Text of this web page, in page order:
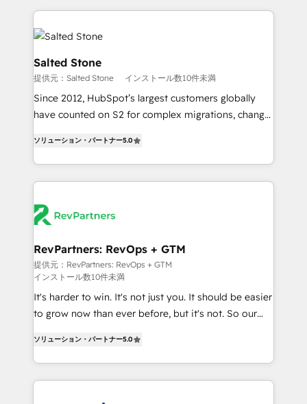
the Year 2024/25 INSIDEA helps growing companies
turn HubSpot into a revenue engine. We onboard
your team, migrate your data, and build AI-powered
workflows that drive adoption from week one, in
your time zone. What we do ➤ Onboarding: Live in
weeks, with workflows built around your business,
not a template. ➤ Migration: Move from any legacy
CRM. Zero downtime, full data integrity. ➤
Implementation: Configure HubSpot to run your
revenue process. Sales, marketing, and service wired
Ongoing Management: Monthly tune-ups, feature
rollouts, adoption coaching. Buying HubSpot,
built for the work.
Salted Stone
提供元：Salted Stone インストール数10件未満
Since 2012, HubSpot’s largest customers globally
have counted on S2 for complex migrations, change
solutions that deliver measurable impact and
transform brand experiences As one of the few full-
service creative agencies in the HubSpot
winning design to build scalable, globally
marketing campaigns, & RevOps frameworks that
fuel long-term success We connect the entire
customer lifecycle through seamless integrations,
ensure long-term adoption with change-
management programs, and align marketing, sales,
HubSpot accreditations and experience across
hundreds of organizations in dozens of industries,
there’s a good chance one of our globally integrated
ソリューション・パートナー5.0
RevPartners: RevOps + GTM
提供元：RevPartners: RevOps + GTM
インストール数10件未満
It's harder to win. It's not just you. It should be easier
to grow now than ever before, but it's not. So our
revenue number. We do that by bridging the gap
where agencies fail: combining GTM strategy with
technical execution to solve the right problem at the
ソリューション・パートナー5.0